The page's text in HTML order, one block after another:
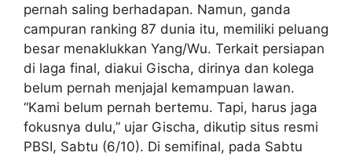
pernah saling berhadapan. Namun, ganda
campuran ranking 87 dunia itu, memiliki peluang
besar menaklukkan Yang/Wu. Terkait persiapan
di laga final, diakui Gischa, dirinya dan kolega
belum pernah menjajal kemampuan lawan.
“Kami belum pernah bertemu. Tapi, harus jaga
fokusnya dulu,” ujar Gischa, dikutip situs resmi
PBSI, Sabtu (6/10). Di semifinal, pada Sabtu